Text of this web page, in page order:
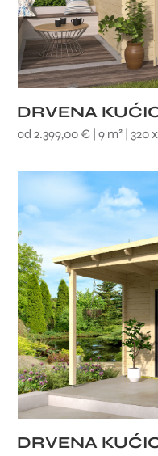
DRVENA
od 2.399,00 € | 9 m² | 320
DRVENA